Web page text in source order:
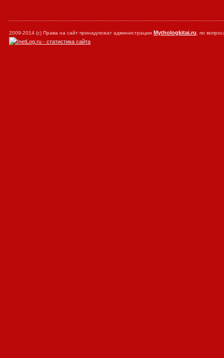
2009-2014 (с) Права на сайт принадлежат администрации Mythologkitai.ru , по